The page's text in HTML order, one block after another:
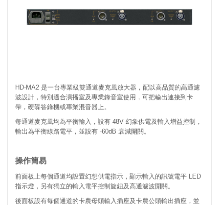
HD-MA2 是一台專業級雙通道麥克風放大器，配以高品質的高通濾
波設計，特別適合演播室及專業錄音室使用，可把輸出連接到卡
帶，硬碟答錄機或專業混音器上。
每通道麥克風均為平衡輸入，設有 48V 幻象供電及輸入增益控制，
輸出為平衡線路電平，並設有 -60dB 衰減開關。
操作簡易
前面板上每個通道均設置幻想供電指示，顯示輸入的訊號電平 LED
指示燈，另有獨立的輸入電平控制旋鈕及高通濾波開關。
後面板設有每個通道的卡農母頭輸入插座及卡農公頭輸出插座，並